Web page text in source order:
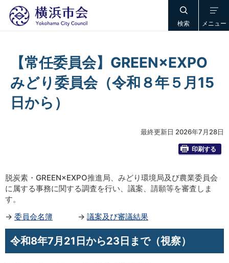
検索 メニュー
【常任委員会】GREEN×EXPO
みどり委員会（令和８年５月15
日から）
最終更新日 2026年7月28日
印刷する
脱炭素・GREEN×EXPO推進局、みどり環境局及び農業委員会
に属する事務に関する調査を行い、議案、請願等を審査しま
す。
→ 委員会名簿 → 議案及び審議結果
令和8年7月21日から23日まで（視察）